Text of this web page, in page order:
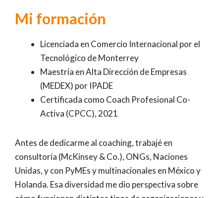
Mi formación
Licenciada en Comercio Internacional por el
Tecnológico de Monterrey
Maestría en Alta Dirección de Empresas
(MEDEX) por IPADE
Certificada como Coach Profesional Co-
Activa (CPCC), 2021
Antes de dedicarme al coaching, trabajé en
consultoría (McKinsey & Co.), ONGs, Naciones
Unidas, y con PyMEs y multinacionales en México y
Holanda. Esa diversidad me dio perspectiva sobre